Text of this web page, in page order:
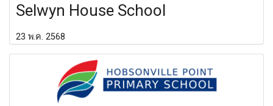
Selwyn House School
23 พ.ค. 2568